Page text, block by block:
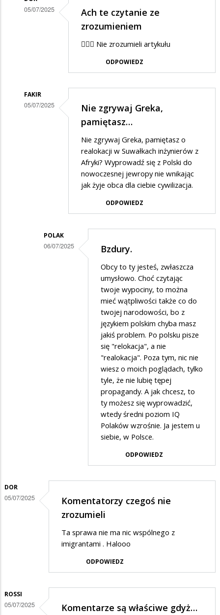
05/07/2025
odpowiedzi
na
Dezinformacja
Ach te czytanie ze
zrozumieniem
🤷🏼‍♀️ Nie zrozumieli artykułu
ODPOWIEDZ
FAKIR
05/07/2025
Nie zgrywaj Greka,
pamiętasz…
Nie zgrywaj Greka, pamiętasz o
realokacji w Suwałkach inżynierów z
Afryki? Wyprowadź się z Polski do
nowoczesnej jewropy nie wnikając
jak żyje obca dla ciebie cywilizacja.
ODPOWIEDZ
POLAK
06/07/2025 Bzdury.
Obcy to ty jesteś, zwłaszcza
umysłowo. Choć czytając
twoje wypociny, to można
mieć wątpliwości także co do
twojej narodowości, bo z
językiem polskim chyba masz
jakiś problem. Po polsku pisze
się "relokacja", a nie
"realokacja". Poza tym, nic nie
wiesz o moich poglądach, tylko
tyle, że nie lubię tępej
propagandy. A jak chcesz, to
ty możesz się wyprowadzić,
wtedy średni poziom IQ
Polaków wzrośnie. Ja jestem u
siebie, w Polsce.
ODPOWIEDZ
DOR
05/07/2025
Komentatorzy czegoś nie
zrozumieli
Ta sprawa nie ma nic wspólnego z
imigrantami . Halooo
ODPOWIEDZ
ROSSI
05/07/2025 Komentarze są właściwe gdyż…